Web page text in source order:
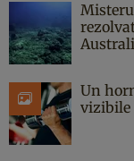
Un
vizibile